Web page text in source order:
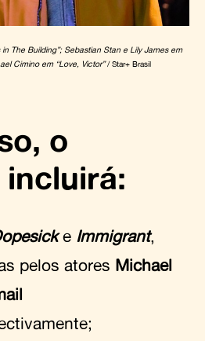
The Building”; Sebastian Stan e Lily James em
Cimino em “Love, Victor”/ Star+ Brasil
o
e Immigrant,
pelos atores Michael